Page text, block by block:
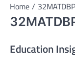
Home 32MATDBP
Education